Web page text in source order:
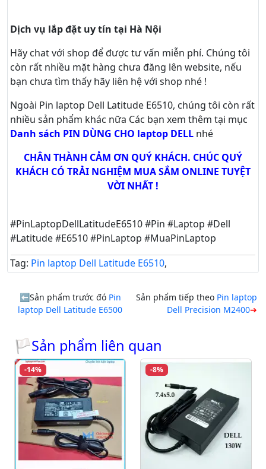
Dịch vụ lắp đặt uy tín tại Hà Nội
Hãy chatvới shop để được tư vấn miễn phí. Chúng tôi
còn rất nhiều mặt hàng chưa đăng lên website, nếu
bạn chưa tìm thấy hãy liên hệ với shop nhé !
Ngoài Pin laptop Dell Latitude E6510, chúng tôi còn rất
nhiều sản phẩm khác nữa Các bạn xem thêm tại mục
Danh sách PIN DÙNG CHO laptop DELL nhé
CHÂN THÀNH CẢM ƠN QUÝ KHÁCH. CHÚC QUÝ
KHÁCH CÓ TRẢI NGHIỆM MUA SẮM ONLINE TUYỆT
VỜI NHẤT !
#PinLaptopDellLatitudeE6510 #Pin #Laptop #Dell
#Latitude #E6510 #PinLaptop #MuaPinLaptop
Tag: Pin laptop Dell Latitude E6510,
Sản phẩm trước đó Pin
laptop Dell Latitude E6500
Sản phẩm tiếp theo Pin laptop
Dell Precision M2400
🏳Sản phẩm liên quan
-14% -8%